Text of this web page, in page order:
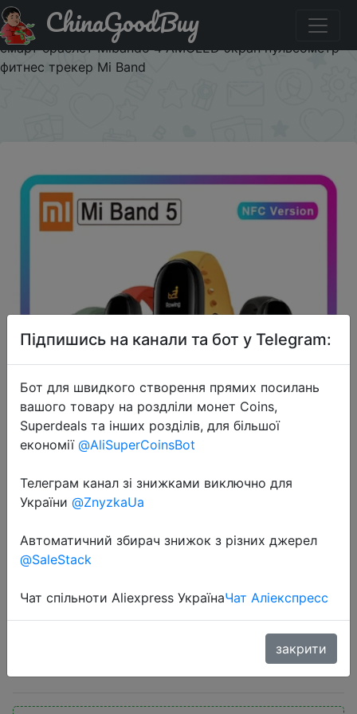
Промокод на знижку chinagoodbuy1111all300 Xiaomi Mi
Band 5 NFC Band 4 Bluetooth 5,0 водонепроницаемый
смарт браслет Miband5 4 AMOLED экран пульсометр
фитнес трекер Mi Band
ChinaGoodBuy
2020-10-30
Xiaomi Mi Band 5 NFC Band 4
Bluetooth 5,0 водонепроницаемый
смарт браслет Miband5 4 AMOLED
Mi Band
Підпишись на канали та бот у Telegram:
Бот для швидкого створення прямих посилань
вашого товару на роздліли монет Coins,
Superdeals та інших розділів, для більшої
економії @AliSuperCoinsBot
Телеграм канал зі знижками виключно для
України @ZnyzkaUa
Автоматичний збирач знижок з різних джерел
@SaleStack
Чат спільноти Aliexpress УкраїнаЧат Аліекспресс
закрити